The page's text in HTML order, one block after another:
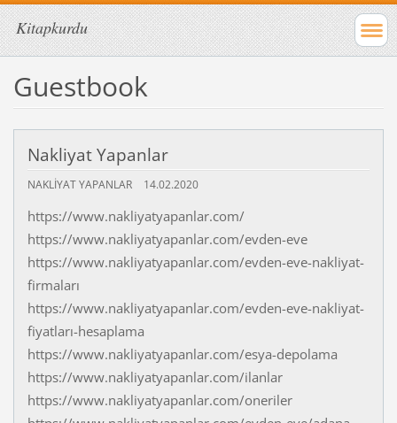
Kitapkurdu
Guestbook
Nakliyat Yapanlar
NAKLIYAT YAPANLAR 14.02.2020
https://www.nakliyatyapanlar.com/
https://www.nakliyatyapanlar.com/evden-eve
https://www.nakliyatyapanlar.com/evden-eve-nakliyat-
firmaları
https://www.nakliyatyapanlar.com/evden-eve-nakliyat-
fiyatları-hesaplama
https://www.nakliyatyapanlar.com/esya-depolama
https://www.nakliyatyapanlar.com/ilanlar
https://www.nakliyatyapanlar.com/oneriler